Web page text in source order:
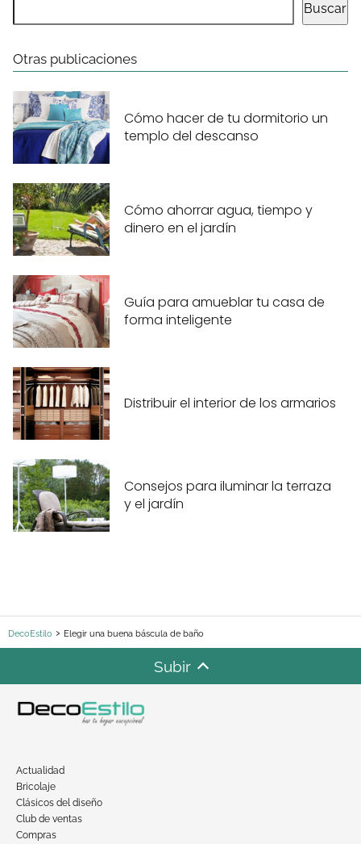
Buscar
Otras publicaciones
Cómo hacer de tu dormitorio un
templo del descanso
Cómo ahorrar agua, tiempo y
dinero en el jardín
Guía para amueblar tu casa de
forma inteligente
Distribuir el interior de los armarios
Consejos para iluminar la terraza
y el jardín
DecoEstilo Elegir una buena báscula de baño
Subir
Actualidad
Bricolaje
Clásicos del diseño
Club de ventas
Compras